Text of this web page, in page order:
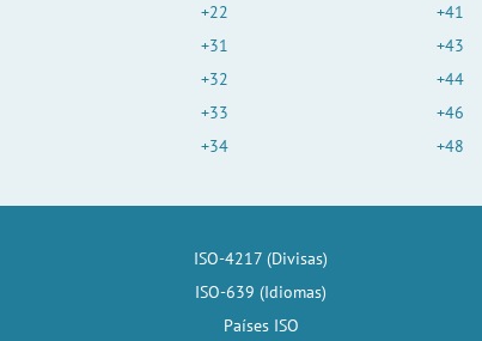
+22
+31
+32
+33
+34
+41
+43
+44
+46
+48
ISO-4217 (Divisas)
ISO-639 (Idiomas)
Países ISO